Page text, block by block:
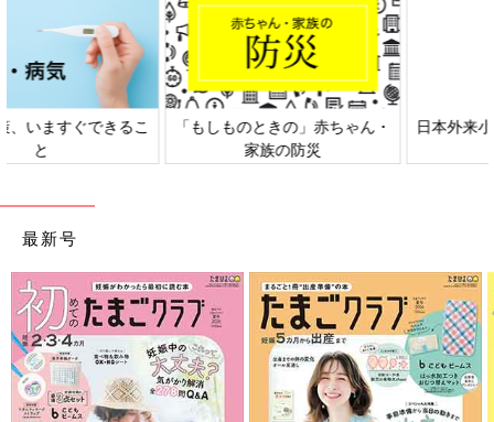
日本外来小児科学会リーフレッ
六星占術 細木かおりさんの人生
最新号